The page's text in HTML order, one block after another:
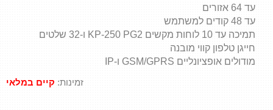
עד 64 אזורים
עד 48 קודים למשתמש
תמיכה עד 10 לוחות מקשים KP-250 PG2 ו-32 שלטים
חייגן טלפון קווי מובנה
מודולים אופציונליים GSM/GPRS ו-IP
זמינות: קיים במלאי